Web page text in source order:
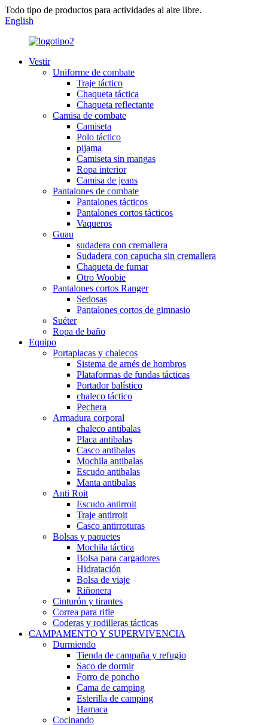
Todo tipo de productos para actividades al aire libre.
English
Vestir
Uniforme de combate
Traje táctico
Chaqueta táctica
Chaqueta reflectante
Camisa de combate
Camiseta
Polo táctico
pijama
Camiseta sin mangas
Ropa interior
Camisa de jeans
Pantalones de combate
Pantalones tácticos
Pantalones cortos tácticos
Vaqueros
Guau
sudadera con cremallera
Sudadera con capucha sin cremallera
Chaqueta de fumar
Otro Woobie
Pantalones cortos Ranger
Sedosas
Pantalones cortos de gimnasio
Suéter
Ropa de baño
Equipo
Portaplacas y chalecos
Sistema de arnés de hombros
Plataformas de fundas tácticas
Portador balístico
chaleco táctico
Pechera
Armadura corporal
chaleco antibalas
Placa antibalas
Casco antibalas
Mochila antibalas
Escudo antibalas
Manta antibalas
Anti Roit
Escudo antirroit
Traje antirroit
Casco antirroturas
Bolsas y paquetes
Mochila táctica
Bolsa para cargadores
Hidratación
Bolsa de viaje
Riñonera
Cinturón y tirantes
Correa para rifle
Coderas y rodilleras tácticas
CAMPAMENTO Y SUPERVIVENCIA
Durmiendo
Tienda de campaña y refugio
Saco de dormir
Forro de poncho
Cama de camping
Esterilla de camping
Hamaca
Cocinando